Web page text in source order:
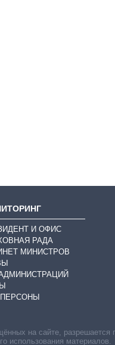
И ОФИС
РАДА
МИНИСТРОВ
на сайте, разрешается
использования материалов.